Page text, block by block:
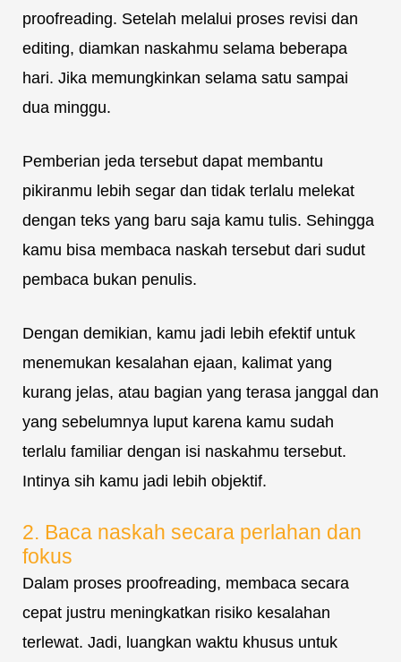
proofreading. Setelah melalui proses revisi dan
editing, diamkan naskahmu selama beberapa
hari. Jika memungkinkan selama satu sampai
dua minggu.
Pemberian jeda tersebut dapat membantu
pikiranmu lebih segar dan tidak terlalu melekat
dengan teks yang baru saja kamu tulis. Sehingga
kamu bisa membaca naskah tersebut dari sudut
pembaca bukan penulis.
Dengan demikian, kamu jadi lebih efektif untuk
menemukan kesalahan ejaan, kalimat yang
kurang jelas, atau bagian yang terasa janggal dan
yang sebelumnya luput karena kamu sudah
terlalu familiar dengan isi naskahmu tersebut.
Intinya sih kamu jadi lebih objektif.
2. Baca naskah secara perlahan dan
fokus
Dalam proses proofreading, membaca secara
cepat justru meningkatkan risiko kesalahan
terlewat. Jadi, luangkan waktu khusus untuk